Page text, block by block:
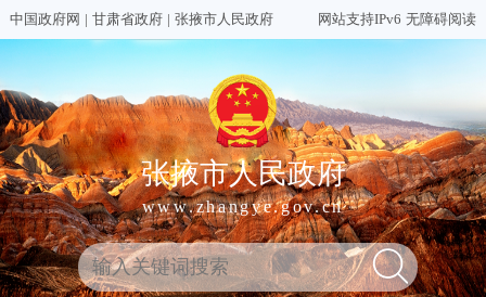
中国政府网 | 甘肃省政府 | 张掖市人民政府 网站支持IPv6 无障碍阅读
张掖市人民政府
www.zhangye.gov.cn